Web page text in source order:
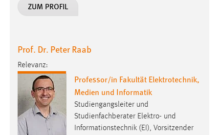
ZUM PROFIL
Prof. Dr. Peter Raab
Relevanz:
Professor/in Fakultät Elektrotechnik,
Medien und Informatik
Studiengangsleiter und
Studienfachberater Elektro- und
Informationstechnik (EI), Vorsitzender